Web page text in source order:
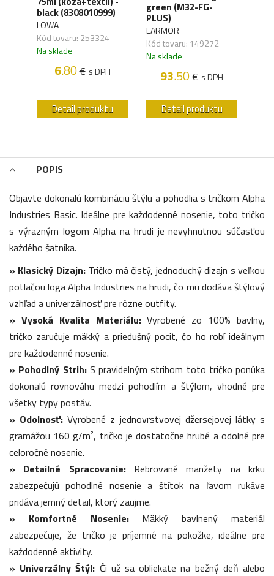
black (8308010999)
LOWA
Kód tovaru: 253324
Na sklade
6.80€ s DPH
Detail produktu
green (M32-FG-
PLUS)
EARMOR
Kód tovaru: 149272
Na sklade
93.50€ s DPH
Detail produktu
POPIS
Objavte dokonalú kombináciu štýlu a pohodlia s tričkom Alpha
Industries Basic. Ideálne pre každodenné nosenie, toto tričko
s výrazným logom Alpha na hrudi je nevyhnutnou súčasťou
každého šatníka.
» Klasický Dizajn: Tričko má čistý, jednoduchý dizajn s veľkou
potlačou loga Alpha Industries na hrudi, čo mu dodáva štýlový
vzhľad a univerzálnosť pre rôzne outfity.
» Vysoká Kvalita Materiálu:Vyrobené zo 100% bavlny,
tričko zaručuje mäkký a priedušný pocit, čo ho robí ideálnym
pre každodenné nosenie.
» Pohodlný Strih: S pravidelným strihom toto tričko ponúka
dokonalú rovnováhu medzi pohodlím a štýlom, vhodné pre
všetky typy postáv.
» Odolnosť:Vyrobené z jednovrstvovej džersejovej látky s
gramážou 160 g/m², tričko je dostatočne hrubé a odolné pre
celoročné nosenie.
» Detailné Spracovanie: Rebrované manžety na krku
zabezpečujú pohodlné nosenie a štítok na ľavom rukáve
pridáva jemný detail, ktorý zaujme.
» Komfortné Nosenie: Mäkký bavlnený materiál
zabezpečuje, že tričko je príjemné na pokožke, ideálne pre
každodenné aktivity.
» Univerzálny Štýl: Či už sa obliekate na bežný deň alebo